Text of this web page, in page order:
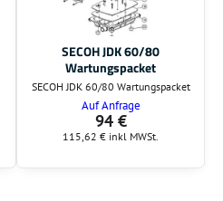
SECOH JDK 60/80
Wartungspacket
SECOH JDK 60/80 Wartungspacket
Auf Anfrage
94 €
115,62 € inkl MWSt.